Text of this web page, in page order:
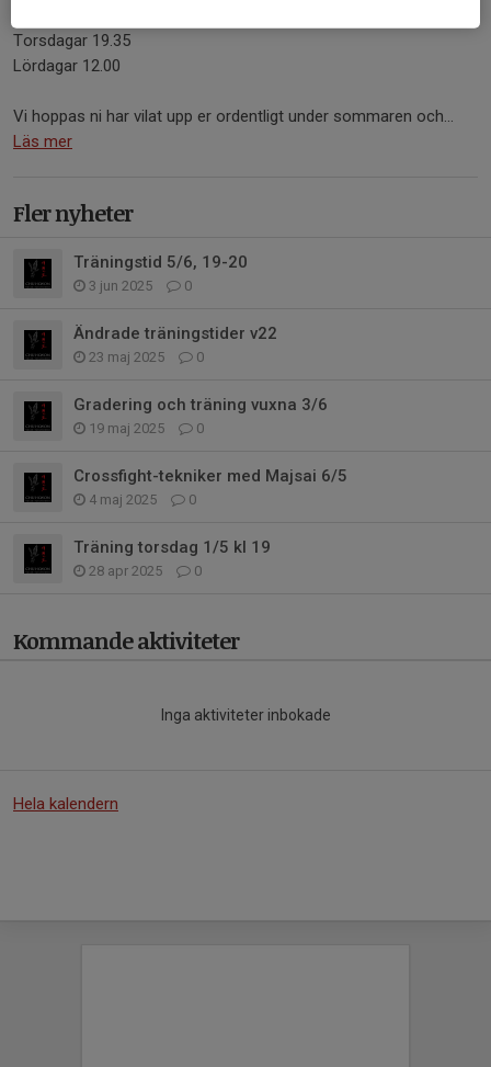
Torsdagar 19.35
Lördagar 12.00
Vi hoppas ni har vilat upp er ordentligt under sommaren och...
Läs mer
Fler nyheter
Träningstid 5/6, 19-20
3 jun 2025 0
Ändrade träningstider v22
23 maj 2025 0
Gradering och träning vuxna 3/6
19 maj 2025 0
Crossfight-tekniker med Majsai 6/5
4 maj 2025 0
Träning torsdag 1/5 kl 19
28 apr 2025 0
Kommande aktiviteter
Inga aktiviteter inbokade
Hela kalendern